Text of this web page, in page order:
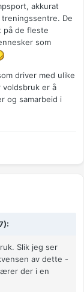
akkurat
De
på de fleste
som
driver med ulike
er å
og samarbeid i
Slik jeg ser
av dette -
der i en